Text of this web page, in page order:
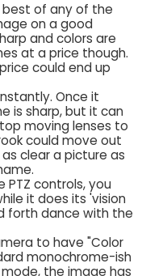
of any of the
on a good
and colors are
at a price though.
could end up
Once it
is sharp, but it can
moving lenses to
could move out
clear a picture as
controls, you
it does its 'vision
forth dance with the
to have "Color
monochrome-ish
the image has